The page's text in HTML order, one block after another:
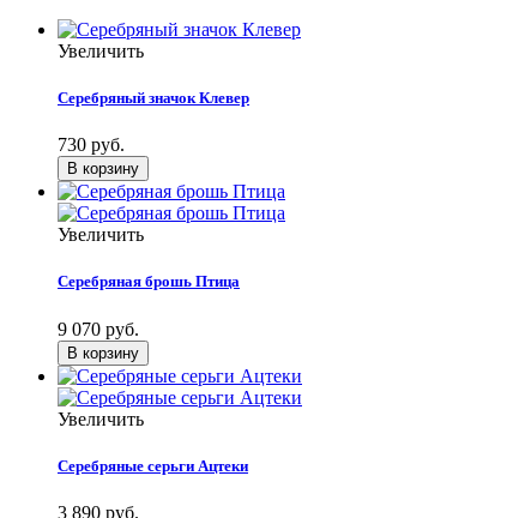
Увеличить
Серебряный значок Клевер
730 руб.
Увеличить
Серебряная брошь Птица
9 070 руб.
Увеличить
Серебряные серьги Ацтеки
3 890 руб.